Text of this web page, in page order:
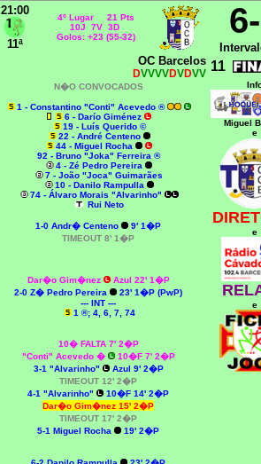
21:00
11ª
4º Lugar 21 Pts
10J 7V 3D
Golos: +23 (55-32)
OC Barcelos
DVVVVDVDVV 11
N�O CONVOCADOS
1 - Constantino "Conti" Acevedo ®
6 - Darío Giménez
19 - Luís Querido ©
22 - André Centeno
44 - Miguel Rocha
92 - Bruno "Joka" Ferreira ®
4 - Zé Pedro Pereira
7 - João "Joca" Guimarães
10 - Danilo Rampulla
74 - Álvaro Morais "Alvarinho"
Rui Neto
1-0 Andr� Centeno
9' 1�P
TIMEOUT 8' 1�P
Dar�o Gim�nez
Azul 22' 1�P
2-0 Z� Pedro Pereira
23' 1�P (PwP)
--- INT ---
1 ®; 4, 6, 7, 74
10� FALTA 7' 2�P
"Conti" Acevedo �
10�F 7' 2�P
3-1 "Alvarinho"
Azul 9' 2�P
TIMEOUT 12' 2�P
4-1 "Alvarinho"
10�F 14' 2�P
Dar�o Gim�nez 15' 2�P
TIMEOUT 17' 2�P
5-1 Miguel Rocha
19' 2�P
Miguel
e
e
e